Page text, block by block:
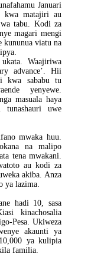
Januari
matajiri au
tabu. Kodi za
magari mengi
kununua viatu na
Waajiriwa
advance’. Hii
kwa sababu tu
yenyewe.
masuala haya
tunashauri uwe
mwaka huu.
na malipo
tena mwakani.
au kodi za
akiba. Anza
ya lazima.
hadi 10, sasa
kinachosalia
Pesa. Ukiweza
akaunti ya
ya kulipia
familia.